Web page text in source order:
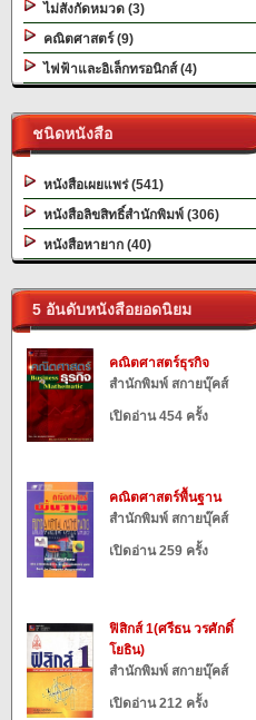
ไม่สังกัดหมวด (3)
คณิตศาสตร์ (9)
ไฟฟ้าและอิเล็กทรอนิกส์ (4)
ชนิดหนังสือ
หนังสือเผยแพร่ (541)
หนังสือลิขสิทธิ์สำนักพิมพ์ (306)
หนังสือหายาก (40)
5 อันดับหนังสือยอดนิยม
คณิตศาสตร์ธุรกิจ
สำนักพิมพ์ สกายบุ๊คส์
เปิดอ่าน 454 ครั้ง
คณิตศาสตร์พื้นฐาน
สำนักพิมพ์ สกายบุ๊คส์
เปิดอ่าน 259 ครั้ง
ฟิสิกส์ 1(ศรีธน วรศักดิ์
โยธิน)
สำนักพิมพ์ สกายบุ๊คส์
เปิดอ่าน 212 ครั้ง